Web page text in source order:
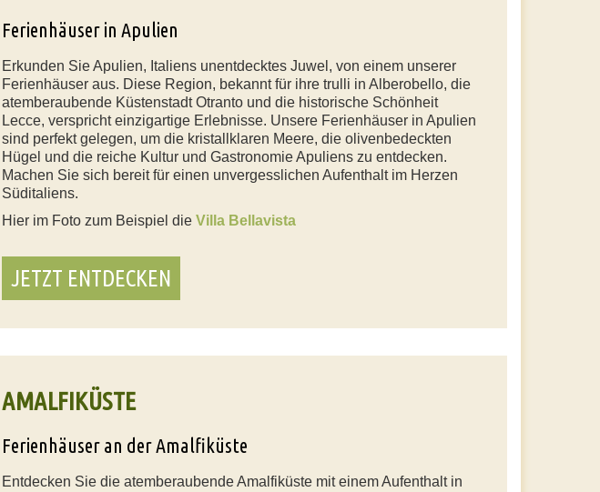
Ferienhäuser in Apulien
Erkunden Sie Apulien, Italiens unentdecktes Juwel, von einem unserer
Ferienhäuser aus. Diese Region, bekannt für ihre trulli in Alberobello, die
atemberaubende Küstenstadt Otranto und die historische Schönheit
Lecce, verspricht einzigartige Erlebnisse. Unsere Ferienhäuser in Apulien
sind perfekt gelegen, um die kristallklaren Meere, die olivenbedeckten
Hügel und die reiche Kultur und Gastronomie Apuliens zu entdecken.
Machen Sie sich bereit für einen unvergesslichen Aufenthalt im Herzen
Süditaliens.
Hier im Foto zum Beispiel die Villa Bellavista
JETZT ENTDECKEN
AMALFIKÜSTE
Ferienhäuser an der Amalfiküste
Entdecken Sie die atemberaubende Amalfiküste mit einem Aufenthalt in